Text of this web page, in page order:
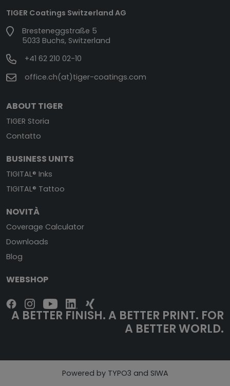
TIGER Coatings Switzerland AG
Bresteneggstraße 5
5033 Buchs, Switzerland
+41 62 210 02-10
office.ch(at)tiger-coatings.com
ABOUT TIGER
TIGER Storia
Contatto
BUSINESS UNITS
TIGITAL® Inks
TIGITAL® Tattoo
NOVITÀ
Coverage Calculator
Downloads
Blog
WEBSHOP
A BETTER FINISH. A BETTER PRINT. FOR
A BETTER WORLD.
Powered by TYPO3 and SIWA